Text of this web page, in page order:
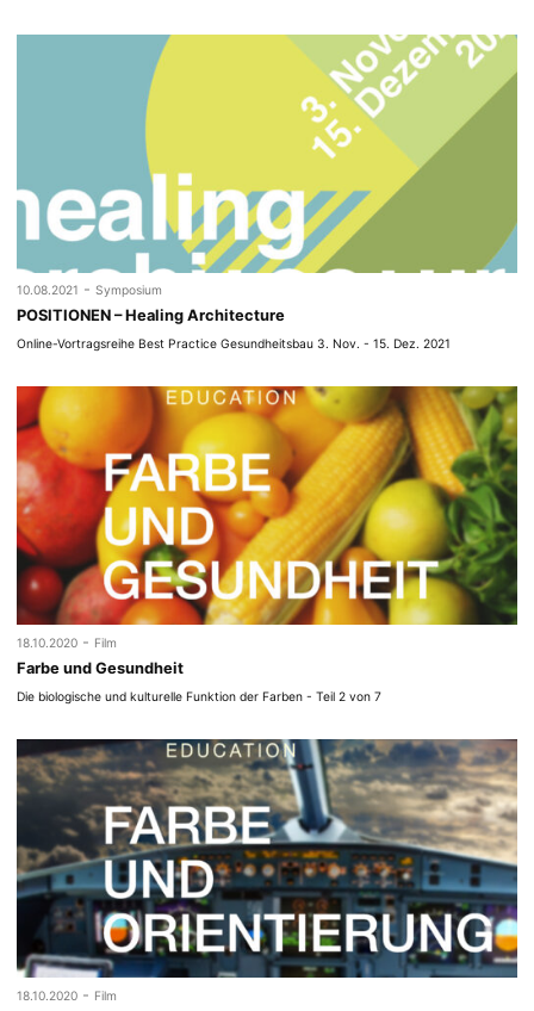
10.08.2021 - Symposium
POSITIONEN – Healing Architecture
Online-Vortragsreihe Best Practice Gesundheitsbau 3. Nov. - 15. Dez. 2021
18.10.2020 - Film
Farbe und Gesundheit
Die biologische und kulturelle Funktion der Farben - Teil 2 von 7
18.10.2020 - Film